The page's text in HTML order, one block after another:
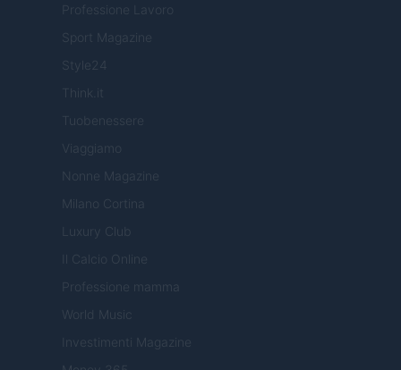
Professione Lavoro
Sport Magazine
Style24
Think.it
Tuobenessere
Viaggiamo
Nonne Magazine
Milano Cortina
Luxury Club
Il Calcio Online
Professione mamma
World Music
Investimenti Magazine